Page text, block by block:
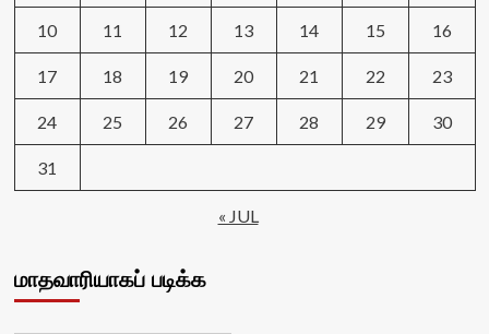
10 11 12 13 14 15 16
17 18 19 20 21 22 23
24 25 26 27 28 29 30
31
« JUL
மாதவாரியாகப் படிக்க